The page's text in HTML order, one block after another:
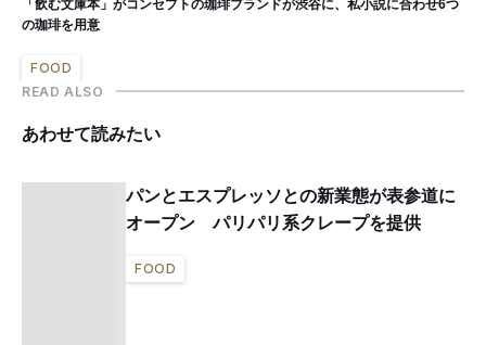
「飲む文庫本」がコンセプトの珈琲ブランドが渋谷に、私小説に合わせ6つ
の珈琲を用意
FOOD
READ ALSO
あわせて読みたい
パンとエスプレッソとの新業態が表参道に
オープン パリパリ系クレープを提供
FOOD